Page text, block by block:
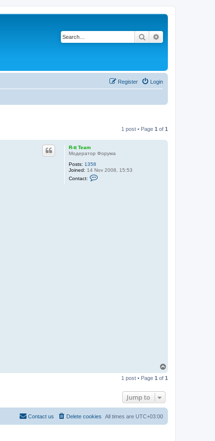
Search
Login
Register
1 post • Page 1 of 1
R-tt Team
Модератор Форума
Posts: 1358
Joined: 14 Nov 2008, 15:53
Contact:
p
1 post • Page 1 of 1
Jump to
All times are UTC+03:00
Delete cookies
Contact us